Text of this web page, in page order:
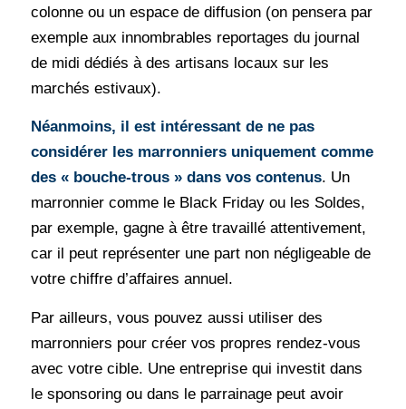
colonne ou un espace de diffusion (on pensera par
exemple aux innombrables reportages du journal
de midi dédiés à des artisans locaux sur les
marchés estivaux).
Néanmoins, il est intéressant de ne pas
considérer les marronniers uniquement comme
des « bouche-trous » dans vos contenus. Un
marronnier comme le Black Friday ou les Soldes,
par exemple, gagne à être travaillé attentivement,
car il peut représenter une part non négligeable de
votre chiffre d’affaires annuel.
Par ailleurs, vous pouvez aussi utiliser des
marronniers pour créer vos propres rendez-vous
avec votre cible. Une entreprise qui investit dans
le sponsoring ou dans le parrainage peut avoir